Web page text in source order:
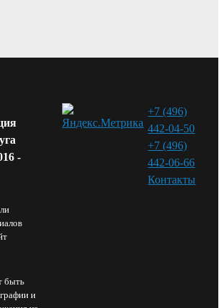
-
быть
и
+7 (496)
442-04-50
+7 (496)
442-06-66
Контакты⁠